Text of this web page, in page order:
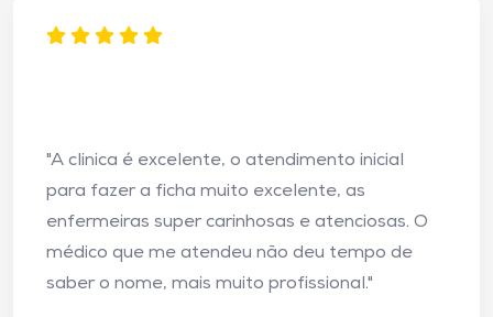
"A clinica é excelente, o atendimento inicial
para fazer a ficha muito excelente, as
enfermeiras super carinhosas e atenciosas. O
médico que me atendeu não deu tempo de
saber o nome, mais muito profissional."